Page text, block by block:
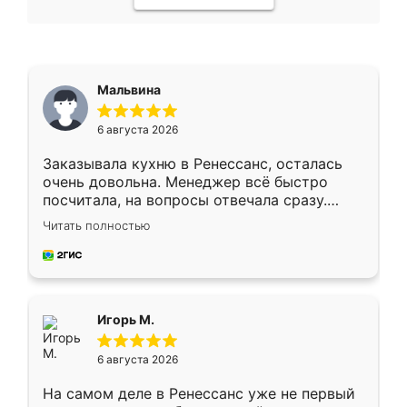
Мальвина
6 августа 2026
Заказывала кухню в Ренессанс, осталась
очень довольна. Менеджер всё быстро
посчитала, на вопросы отвечала сразу.
Замерщик приехал в субботу, подошёл к
делу со всей ответственностью. Собрали
за день, ребята работали аккуратно, даже
Читать полностью
Игорь М.
6 августа 2026
На самом деле в Ренессанс уже не первый